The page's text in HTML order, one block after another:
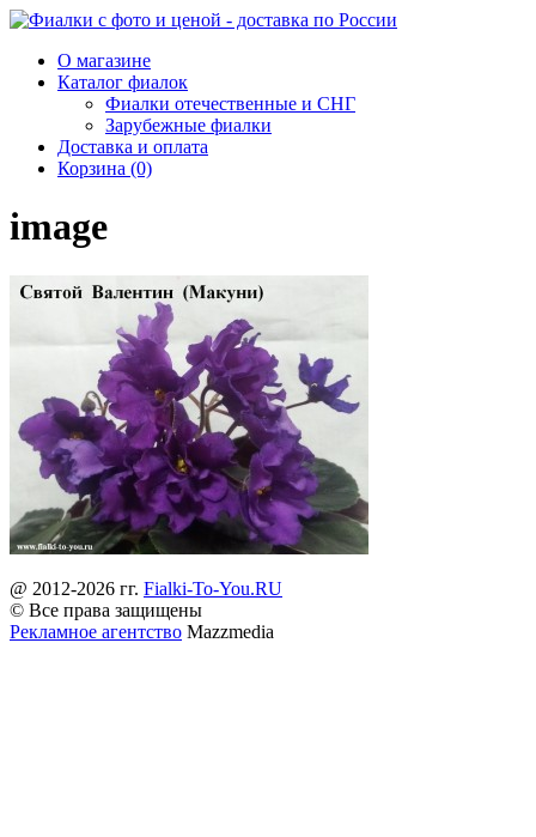
О магазине
Каталог фиалок
Фиалки отечественные и СНГ
Зарубежные фиалки
Доставка и оплата
Корзина (0)
image
@ 2012-2026 гг. Fialki-To-You.RU
© Все права защищены
Рекламное агентство Mazzmedia